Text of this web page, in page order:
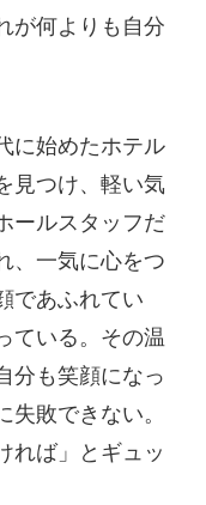
が何よりも自分
に始めたホテル
見つけ、軽い気
ールスタッフだ
、一気に心をつ
であふれてい
ている。その温
分も笑顔になっ
敗できない。
れば」とギュッ